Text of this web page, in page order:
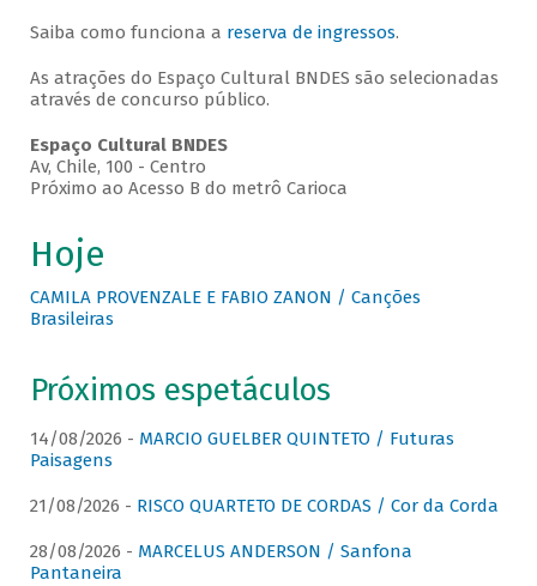
Saiba como funciona a reserva de ingressos.
As atrações do Espaço Cultural BNDES são selecionadas
através de concurso público.
Espaço Cultural BNDES
Av, Chile, 100 - Centro
Próximo ao Acesso B do metrô Carioca
Hoje
CAMILA PROVENZALE E FABIO ZANON / Canções
Brasileiras
Próximos espetáculos
14/08/2026 - MARCIO GUELBER QUINTETO / Futuras
Paisagens
21/08/2026 - RISCO QUARTETO DE CORDAS / Cor da Corda
28/08/2026 - MARCELUS ANDERSON / Sanfona
Pantaneira